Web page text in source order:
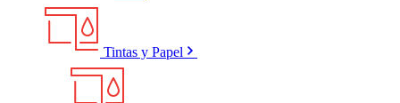
Tintas y Papel